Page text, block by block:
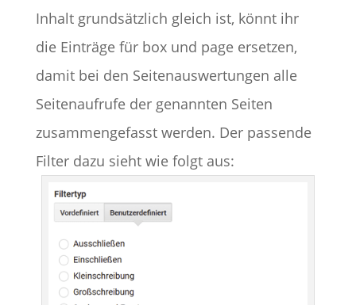
Inhalt grundsätzlich gleich ist, könnt ihr
die Einträge für box und page ersetzen,
damit bei den Seitenauswertungen alle
Seitenaufrufe der genannten Seiten
zusammengefasst werden. Der passende
Filter dazu sieht wie folgt aus: